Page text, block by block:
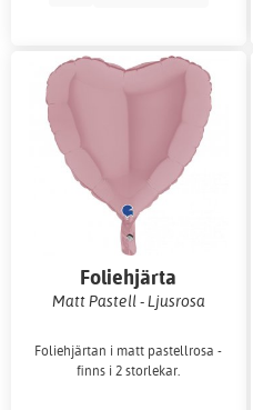
Foliehjärta
Matt Pastell - Ljusrosa
Foliehjärtan i matt pastellrosa -
finns i 2 storlekar.